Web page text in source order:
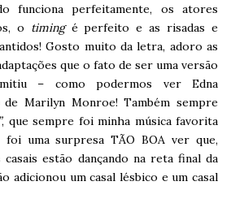
funciona perfeitamente, os atores
o timingé perfeito e as risadas e
Gosto muito da letra, adoro as
que o fato de ser uma versão
– como podermos ver Edna
de Marilyn Monroe! Também sempre
, que sempre foi minha música favorita
foi uma surpresa TÃO BOA ver que,
estão dançando na reta final da
adicionou um casal lésbico e um casal